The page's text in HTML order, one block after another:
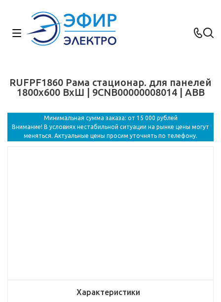
RUFPF1860 Рама стационар. для панелей
1800х600 ВхШ | 9CNB00000008014 | ABB
Минимальная сумма заказа: от 15 000 рублей
Внимание! В условиях нестабильной ситуации на рынке цены могут
меняться. Актуальные цены просим уточнять по телефону.
Характеристики